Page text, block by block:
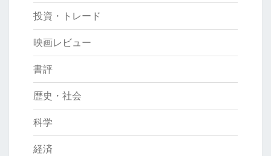
投資・トレード
映画レビュー
書評
歴史・社会
科学
経済